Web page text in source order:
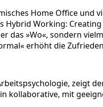
Home Office und
Hybrid Working:
das »Wo«, sondern
erhöht die
zeigt
kollaborative, mit